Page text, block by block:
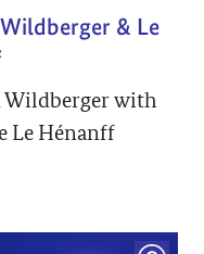
& Le
Wildberger with
Le Hénanff